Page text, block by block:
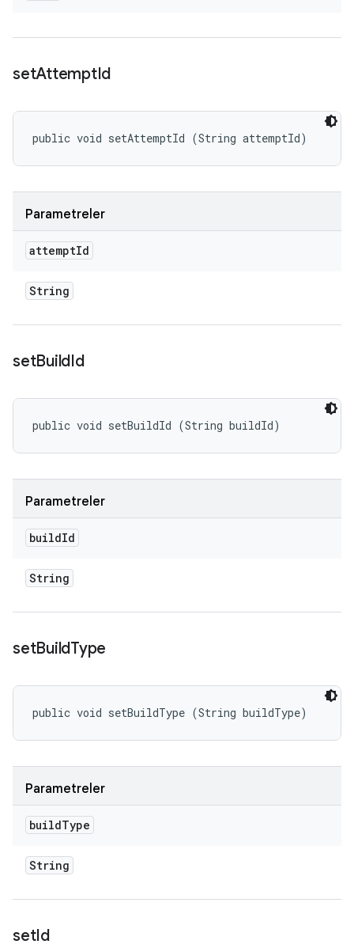
setAttemptId
public void setAttemptId (String attemptId)
Parametreler
attemptId
String
setBuildId
public void setBuildId (String buildId)
Parametreler
buildId
String
setBuildType
public void setBuildType (String buildType)
Parametreler
buildType
String
setId